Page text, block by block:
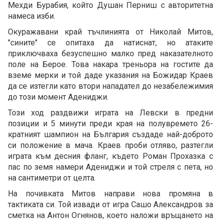
Мехди Бурабия, който Душан Перниш с авторитетна
намеса изби.
Окуражавани край тъчлинията от Николай Митов,
"сините" се опитаха да натиснат, но атаките
приключваха безуспешно малко пред наказателното
поле на Берое. Това накара треньора на гостите да
вземе мерки и той даде указания на Божидар Краев
да се изтегли като втори нападател до незабележимия
до този момент Адениджи.
Този ход раздвижи играта на Левски в предни
позиции и 5 минути преди края на полувремето 26-
кратният шампион на България създаде най-доброто
си положение в мача. Краев проби отляво, разтегли
играта към десния фланг, където Роман Прохазка с
пас по земя намери Адениджи и той стреля с пета, но
на сантиметри от целта.
На почивката Митов направи нова промяна в
тактиката си. Той извади от игра Сашо Александров за
сметка на Антон Огнянов, което наложи връщането на